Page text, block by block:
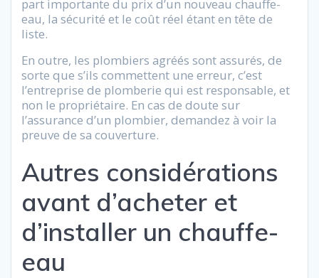
part importante du prix d’un nouveau chauffe-
eau, la sécurité et le coût réel étant en tête de
liste.
En outre, les plombiers agréés sont assurés, de
sorte que s’ils commettent une erreur, c’est
l’entreprise de plomberie qui est responsable, et
non le propriétaire. En cas de doute sur
l’assurance d’un plombier, demandez à voir la
preuve de sa couverture.
Autres considérations
avant d’acheter et
d’installer un chauffe-
eau